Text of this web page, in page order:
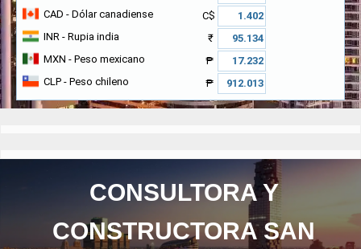
CAD - Dólar canadiense
C$
INR - Rupia india
₹
MXN - Peso mexicano
₱
CLP - Peso chileno ₱
CONSULTORA Y
CONSTRUCTORA SAN